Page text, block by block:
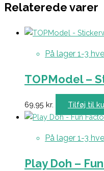
Relaterede varer
På lager 1-3
TOPModel –
69,95 kr. Tilføj til
På lager 1-3
Play Doh –